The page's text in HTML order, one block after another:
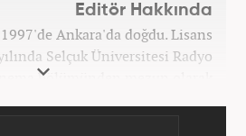
Editör Hakkında
Ankara'da doğdu. Lisans
Selçuk Üniversitesi Radyo
bölümünden mezun olarak